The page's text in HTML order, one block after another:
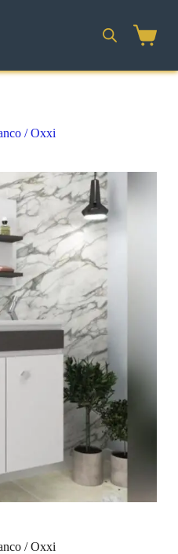
/ Oxxi
/ Oxxi